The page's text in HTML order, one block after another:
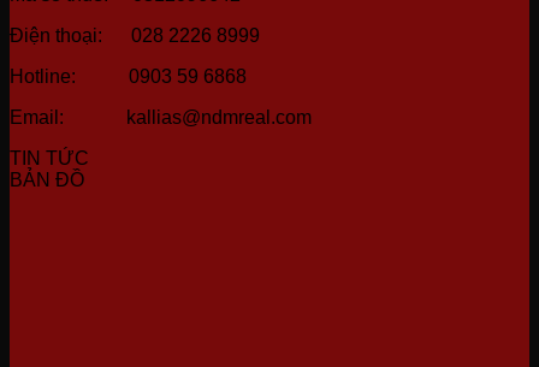
Điện thoại: 028 2226 8999
Hotline: 0903 59 6868
Email: kallias@ndmreal.com
TIN TỨC
BẢN ĐỒ